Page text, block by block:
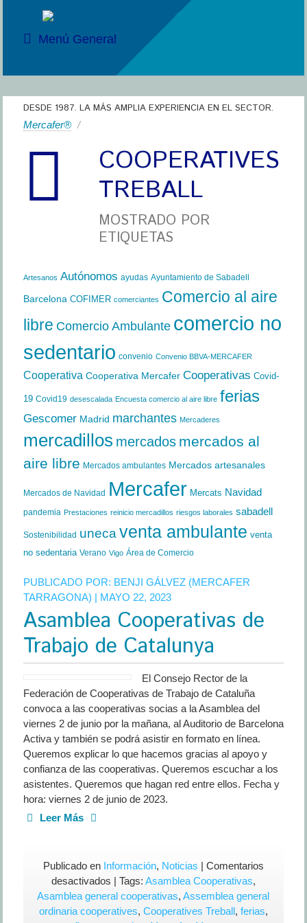
Menú General
DESDE 1987. LA MÁS AMPLIA EXPERIENCIA EN EL SECTOR.
Mercafer® /
COOPERATIVES
TREBALL
MOSTRADO POR
ETIQUETAS
Artesanos Autónomos ayudas Ayuntamiento de Sabadell
Barcelona COFIMER comerciantes Comercio al aire
libre Comercio Ambulante comercio no
sedentario convenio Convenio BBVA-MERCAFER
Cooperativa Cooperativa Mercafer Cooperativas Covid-
19 Covid19 desescalada Encuesta comercio al aire libre ferias
Gescomer Madrid marchantes Mercaderes
mercadillos mercados mercados al
aire libre Mercados ambulantes Mercados artesanales
Mercados de Navidad Mercafer Mercats Navidad
pandemia Prestaciones reinicio mercadillos riesgos laborales sabadell
Sostenibilidad uneca venta ambulante venta
no sedentaria Verano Vigo Área de Comercio
PUBLICADO POR: BENJI GÁLVEZ (MERCAFER
TARRAGONA) | MAYO 22, 2023
Asamblea Cooperativas de
Trabajo de Catalunya
El Consejo Rector de la
Federación de Cooperativas de Trabajo de Cataluña
convoca a las cooperativas socias a la Asamblea del
viernes 2 de junio por la mañana, al Auditorio de Barcelona
Activa y también se podrá asistir en formato en línea.
Queremos explicar lo que hacemos gracias al apoyo y
confianza de las cooperativas. Queremos escuchar a los
asistentes. Queremos que hagan red entre ellos. Fecha y
hora: viernes 2 de junio de 2023.
Leer Más
Publicado en Información, Noticias | Comentarios
desactivadosen
Asamblea
Cooperativas
| Tags: Asamblea Cooperativas,
Asamblea general cooperativas,Assemblea general
ordinaria cooperatives, Cooperatives Treball, ferias,